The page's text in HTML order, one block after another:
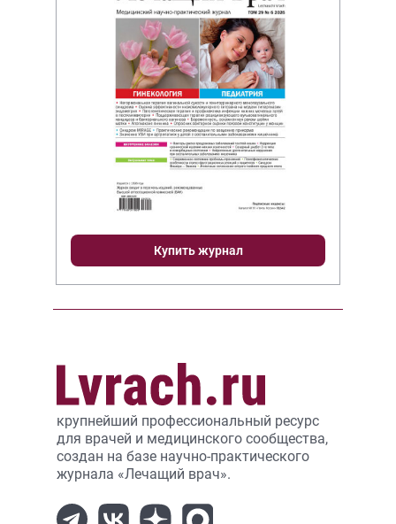
Купить журнал
крупнейший профессиональный ресурс
для врачей и медицинского сообщества,
создан на базе научно-практического
журнала «Лечащий врач».